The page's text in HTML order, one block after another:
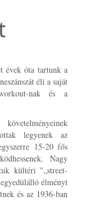
évek óta tartunk a
éli a saját
nak és a
legyenek az
15-20 fős
Nagy
kültéri "„street-
élményt
és az 1936-ban